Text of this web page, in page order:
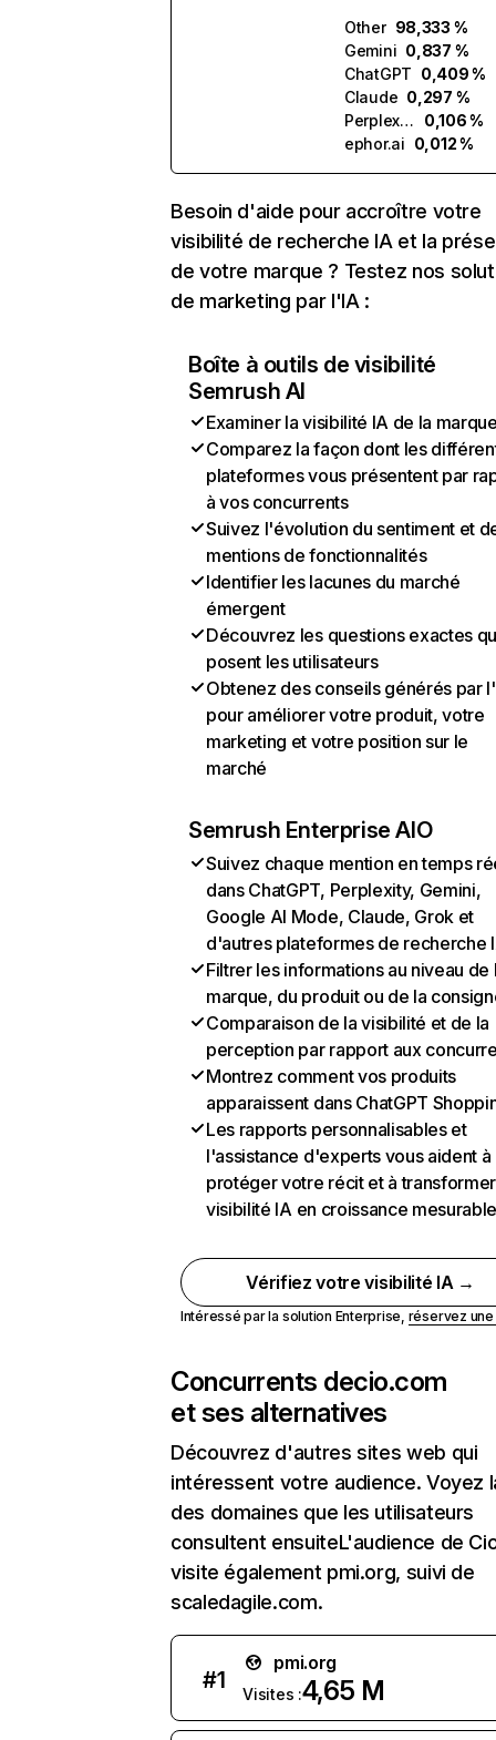
Other 98,333 %
Gemini 0,837 %
ChatGPT 0,409 %
Claude 0,297 %
Perplexity
0,106 %
ephor.ai 0,012 %
Besoin d'aide pour accroître votre
visibilité de recherche IA et la
de votre marque ? Testez nos
de marketing par l'IA :
Boîte à outils de visibilité
Semrush AI
Examiner la visibilité IA de la
Comparez la façon dont les
plateformes vous présentent par
à vos concurrents
Suivez l'évolution du sentiment et
mentions de fonctionnalités
Identifier les lacunes du marché
émergent
Découvrez les questions exactes
posent les utilisateurs
Obtenez des conseils générés par
pour améliorer votre produit, votre
marketing et votre position sur le
marché
Semrush Enterprise AIO
Suivez chaque mention en temps
dans ChatGPT, Perplexity, Gemini,
Google AI Mode, Claude, Grok et
d'autres plateformes de recherche
Filtrer les informations au niveau de
marque, du produit ou de la
Comparaison de la visibilité et de la
perception par rapport aux
Montrez comment vos produits
apparaissent dans ChatGPT
Les rapports personnalisables et
l'assistance d'experts vous aident à
protéger votre récit et à
visibilité IA en croissance
Vérifiez votre visibilité IA →
Intéressé par la solution Enterprise, réservez
Concurrents decio.com
et ses alternatives
Découvrez d'autres sites web qui
intéressent votre audience. Voyez
des domaines que les utilisateurs
consultent ensuiteL'audience de
visite également pmi.org, suivi de
scaledagile.com.
#1
pmi.org
Visites :4,65 M